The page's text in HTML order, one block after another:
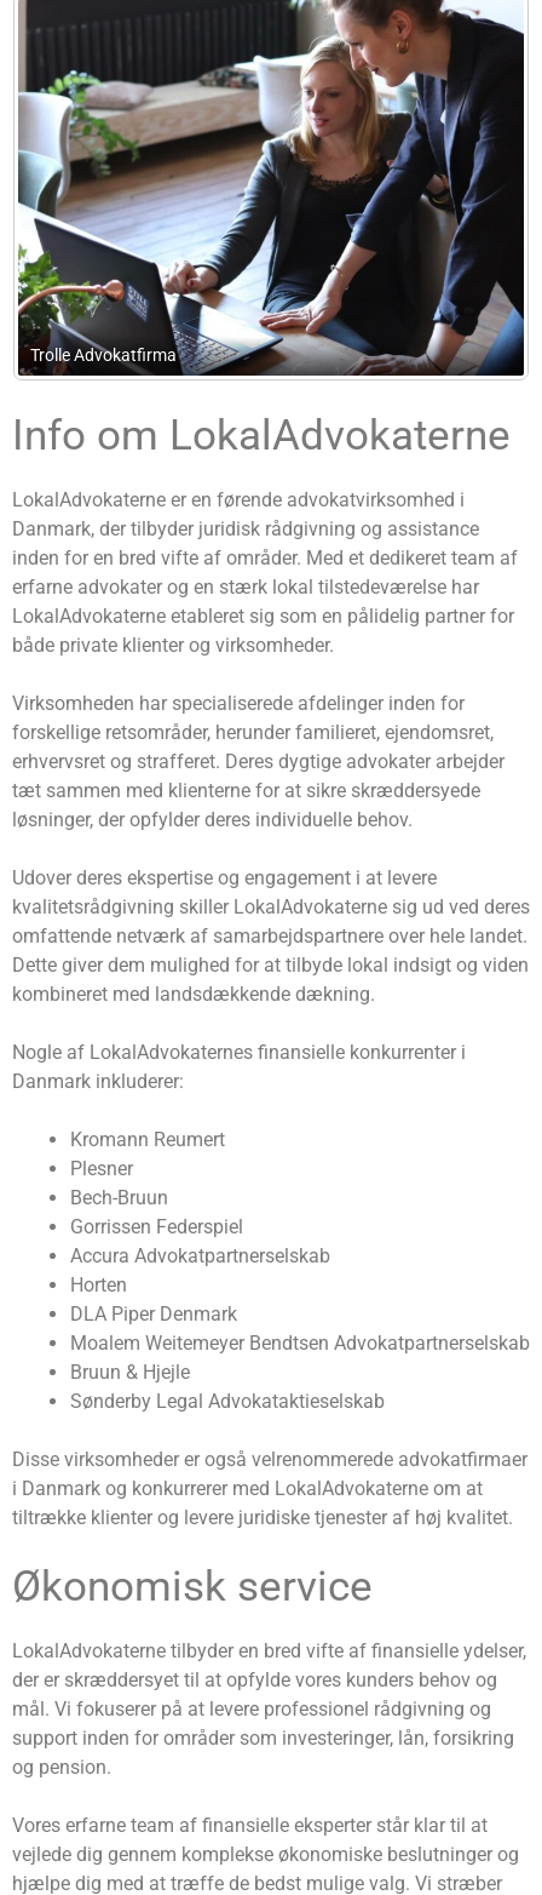
Schroll Consulting
Info om LokalAdvokaterne
LokalAdvokaterne er en førende advokatvirksomhed i
Danmark, der tilbyder juridisk rådgivning og assistance
inden for en bred vifte af områder. Med et dedikeret team af
erfarne advokater og en stærk lokal tilstedeværelse har
LokalAdvokaterne etableret sig som en pålidelig partner for
både private klienter og virksomheder.
Virksomheden har specialiserede afdelinger inden for
forskellige retsområder, herunder familieret, ejendomsret,
erhvervsret og strafferet. Deres dygtige advokater arbejder
tæt sammen med klienterne for at sikre skræddersyede
løsninger, der opfylder deres individuelle behov.
Udover deres ekspertise og engagement i at levere
kvalitetsrådgivning skiller LokalAdvokaterne sig ud ved deres
omfattende netværk af samarbejdspartnere over hele landet.
Dette giver dem mulighed for at tilbyde lokal indsigt og viden
kombineret med landsdækkende dækning.
Nogle af LokalAdvokaternes finansielle konkurrenter i
Danmark inkluderer:
Kromann Reumert
Plesner
Bech-Bruun
Gorrissen Federspiel
Accura Advokatpartnerselskab
Horten
DLA Piper Denmark
Moalem Weitemeyer Bendtsen Advokatpartnerselskab
Bruun & Hjejle
Sønderby Legal Advokataktieselskab
Disse virksomheder er også velrenommerede advokatfirmaer
i Danmark og konkurrerer med LokalAdvokaterne om at
tiltrække klienter og levere juridiske tjenester af høj kvalitet.
Økonomisk service
LokalAdvokaterne tilbyder en bred vifte af finansielle ydelser,
der er skræddersyet til at opfylde vores kunders behov og
mål. Vi fokuserer på at levere professionel rådgivning og
support inden for områder som investeringer, lån, forsikring
og pension.
Vores erfarne team af finansielle eksperter står klar til at
vejlede dig gennem komplekse økonomiske beslutninger og
hjælpe dig med at træffe de bedst mulige valg. Vi stræber